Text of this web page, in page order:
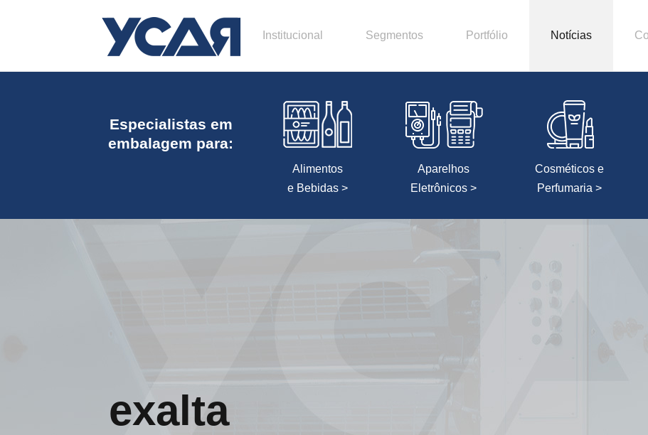
Institucional Segmentos Portfólio Notícias
Especialistas em
embalagem para:
Alimentos
e Bebidas >
Aparelhos
Eletrônicos >
Cosméticos e
Perfumaria >
exalta